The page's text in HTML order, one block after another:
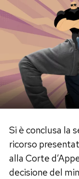
Si è conclusa la
ricorso
alla Corte
decisione del